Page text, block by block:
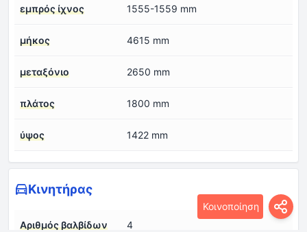
Κοινοποίηση
εμπρός ίχνος 1555-1559 mm
μήκος 4615 mm
μεταξόνιο 2650 mm
πλάτος 1800 mm
ύψος 1422 mm
Κινητήρας
Αριθμός βαλβίδων
4